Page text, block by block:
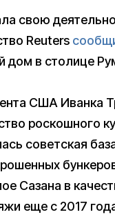
свою
Reuters
дом в столице
США Иванка
роскошного
советская
Сазана в
еще с 2017